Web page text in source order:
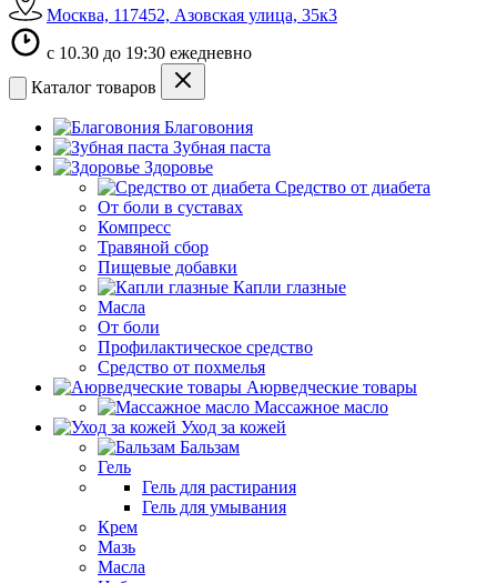
Москва, 117452, Азовская улица, 35к3
с 10.30 до 19:30 ежедневно
Каталог товаров
Благовония
Зубная паста
Здоровье
Средство от диабета
От боли в суставах
Компресс
Травяной сбор
Пищевые добавки
Капли глазные
Масла
От боли
Профилактическое средство
Средство от похмелья
Аюрведческие товары
Массажное масло
Уход за кожей
Бальзам
Гель
Гель для растирания
Гель для умывания
Крем
Мазь
Масла